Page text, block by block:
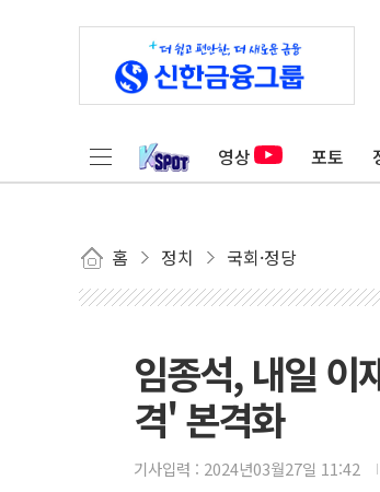
영상 포토
홈 정치 국회·정당
임종석, 내일 이
격' 본격화
기사입력 : 2024년03월27일 11:42